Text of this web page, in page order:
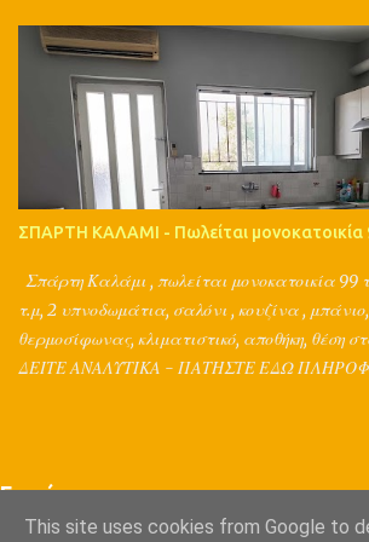
συμβολαιογράφων, δικηγόρων, τεχνικών,
ασφαλιστικών εταιριών. Παράλληλα
διαφημιστική στρατηγική για το ακίνητό σας,
έχει σπουδές σε διαφήμιση, marketing,
κτηματομεσιτικά και και κατέχει ακαδημαϊκή
εκτιμήσεις ακινήτων. ΠΛΗΡΟΦΟΡΙΕΣ : Grad
Γραφεία Αθήνα, Σπάρτη Π.Τσιμπίδης Τηλ.
2731026001, 6980447385 www.grad.gr
ΣΠΑΡΤΗ ΚΑΛΑΜΙ - Πωλείται μονοκατοικία
Σπάρτη Καλάμι , πωλείται μονοκατοικία 99
τ.μ, 2 υπνοδωμάτια, σαλόνι , κουζίνα ,
θερμοσίφωνας, κλιματιστικό, αποθήκη, θέση
ΔΕΙΤΕ ΑΝΑΛΥΤΙΚΑ - ΠΑΤΗΣΤΕ ΕΔΩ
Ετικέτες
This site uses cookies from Google to